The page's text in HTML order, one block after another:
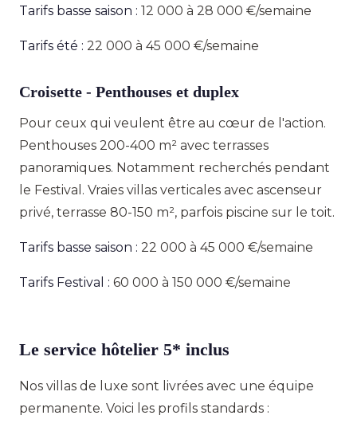
Tarifs basse saison : 12 000 à 28 000 €/semaine
Tarifs été : 22 000 à 45 000 €/semaine
Croisette - Penthouses et duplex
Pour ceux qui veulent être au cœur de l'action.
Penthouses 200-400 m² avec terrasses
panoramiques. Notamment recherchés pendant
le Festival. Vraies villas verticales avec ascenseur
privé, terrasse 80-150 m², parfois piscine sur le toit.
Tarifs basse saison : 22 000 à 45 000 €/semaine
Tarifs Festival : 60 000 à 150 000 €/semaine
Le service hôtelier 5* inclus
Nos villas de luxe sont livrées avec une équipe
permanente. Voici les profils standards :